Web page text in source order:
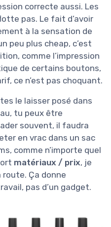
correcte aussi. Les
pas. Le fait d’avoir
à la sensation de
peu plus cheap, c’est
comme l’impression
de certains boutons,
ce n’est pas choquant.
le laisser posé dans
tu peux être
souvent, il faudra
en vrac dans un sac
comme n’importe quel
matériaux / prix, je
Ça donne
pas d’un gadget.